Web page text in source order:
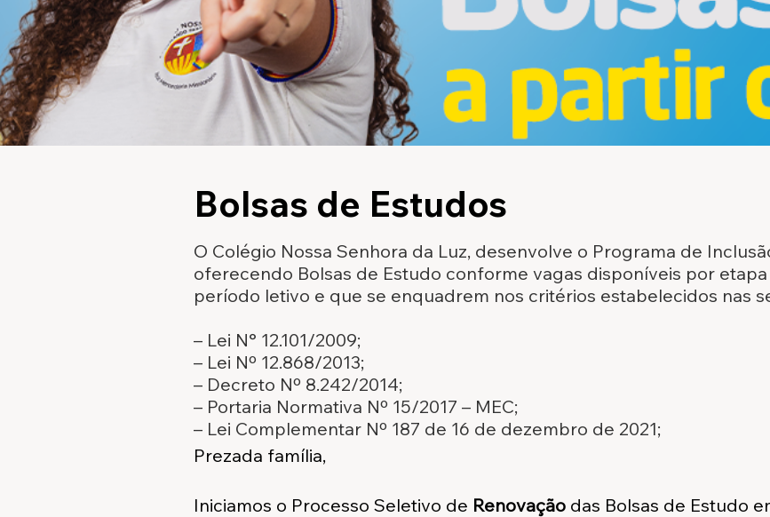
Bolsas de Estudos
O Colégio Nossa Senhora da Luz, desenvolve o Programa de
oferecendo Bolsas de Estudo conforme vagas disponíveis por
período letivo e que se enquadrem nos critérios estabelecidos nas
– Lei N° 12.101/2009;
– Lei Nº 12.868/2013;
– Decreto Nº 8.242/2014;
– Portaria Normativa Nº 15/2017 – MEC;
– Lei Complementar Nº 187 de 16 de dezembro de 2021;
Prezada família,
Iniciamos o Processo Seletivo de Renovação das Bolsas de Estudo